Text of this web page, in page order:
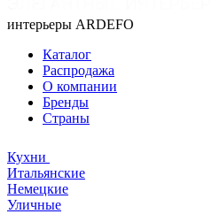
интерьеры ARDEFO
Каталог
Распродажа
О компании
Бренды
Страны
Кухни
Итальянские
Немецкие
Уличные